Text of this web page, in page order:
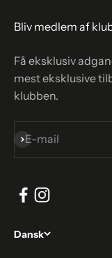
Bliv medlem af
Få eksklusiv
mest eksklusive
klubben.
E-mail
Abonnér
Dansk